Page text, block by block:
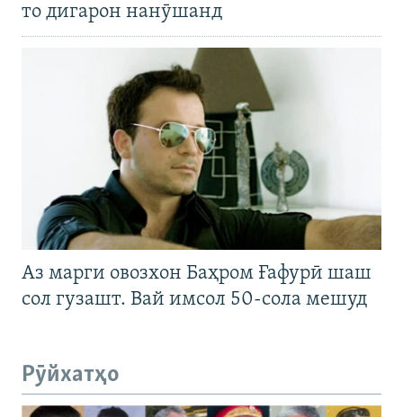
то дигарон нанӯшанд
Аз марги овозхон Баҳром Ғафурӣ шаш
сол гузашт. Вай имсол 50-сола мешуд
Рӯйхатҳо